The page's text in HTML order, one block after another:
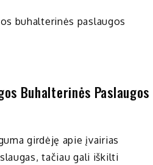
Buhalterinės Paslaugos
girdėję apie įvairias
tačiau gali iškilti